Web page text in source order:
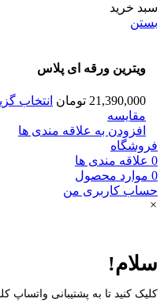
سبد خرید
بستن
ویترین ورقه ای پلاس
21,390,000 تومان انتخاب
مقایسه
افزودن به علاقه مندی ها
فروشگاه
0 علاقه مندی ها
0 موارد محصول
حساب کاربری من
×
سلام!
کلیک کنید تا به پشتیبانی